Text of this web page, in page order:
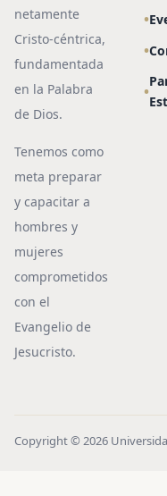
netamente
Cristo-céntrica,
fundamentada
en la Palabra
de Dios.
Tenemos como
meta preparar
y capacitar a
hombres y
mujeres
comprometidos
con el
Evangelio de
Jesucristo.
Copyright © 2026